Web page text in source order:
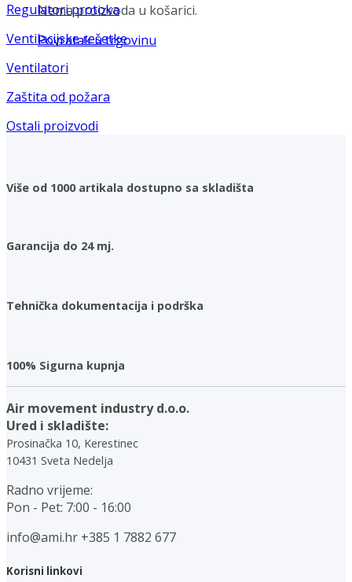
Nema proizvoda u košarici.
Povratak u trgovinu
Regulatori protoka
Ventilacijske rešetke
Ventilatori
Zaštita od požara
Ostali proizvodi
Više od 1000 artikala dostupno sa skladišta
Garancija do 24 mj.
Tehnička dokumentacija i podrška
100% Sigurna kupnja
Air movement industry d.o.o.
Ured i skladište:
Prosinačka 10, Kerestinec
10431 Sveta Nedelja
Radno vrijeme:
Pon - Pet: 7:00 - 16:00
info@ami.hr +385 1 7882 677
Korisni linkovi